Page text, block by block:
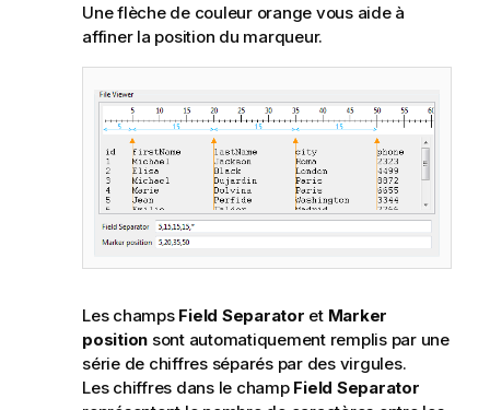
Une flèche de couleur orange vous aide à
affiner la position du marqueur.
Les champs Field Separator et Marker
position sont automatiquement remplis par une
série de chiffres séparés par des virgules.
Les chiffres dans le champ Field Separator